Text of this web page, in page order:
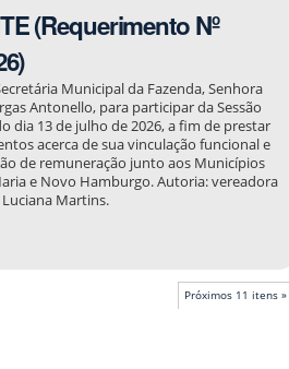
(Requerimento Nº
Municipal da Fazenda, Senhora
Antonello, para participar da Sessão
dia 13 de julho de 2026, a fim de prestar
acerca de sua vinculação funcional e
de remuneração junto aos Municípios
e Novo Hamburgo. Autoria: vereadora
Martins.
Próximos 11 itens »